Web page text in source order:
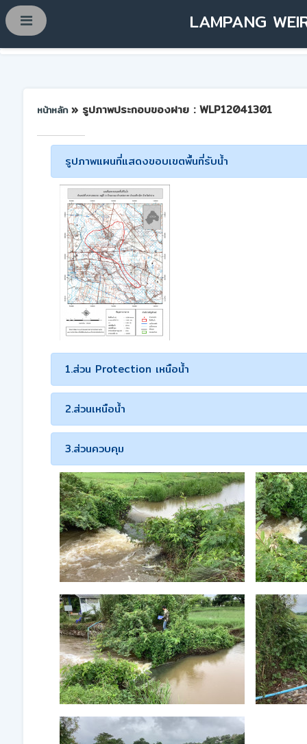
LAMPANG
หน้าหลัก » รูปภาพประกอบของฝาย : WLP12041301
รูปภาพแผนที่แสดงขอบเขตพื้นที่รับน้ำ
1.ส่วน Protection เหนือน้ำ
2.ส่วนเหนือน้ำ
3.ส่วนควบคุม